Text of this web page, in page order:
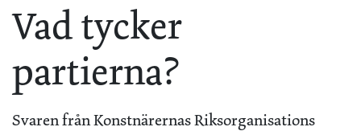
Vad tycker
partierna?
Svaren från Konstnärernas Riksorganisations